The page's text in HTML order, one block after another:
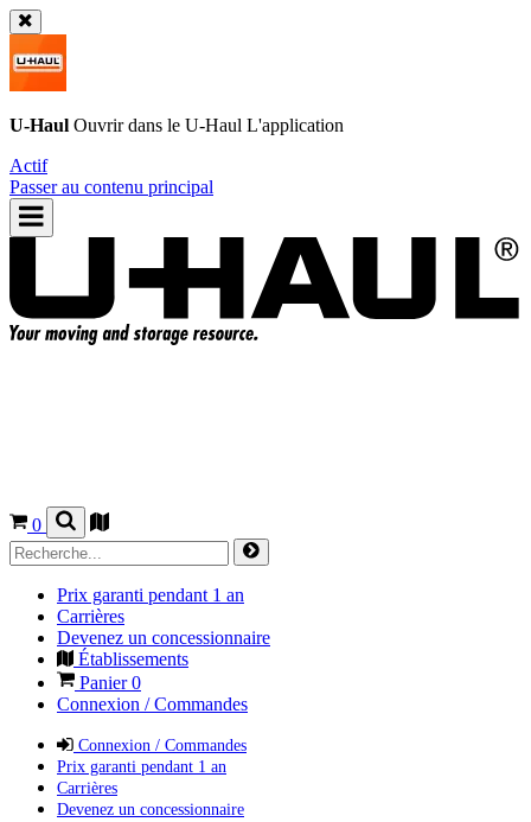
U-Haul Ouvrir dans le U-Haul L'application
Actif
Passer au contenu principal
0
Prix garanti pendant 1 an
Carrières
Devenez un concessionnaire
Établissements
Panier0
Connexion / Commandes
Connexion / Commandes
Prix garanti pendant 1 an
Carrières
Devenez un concessionnaire